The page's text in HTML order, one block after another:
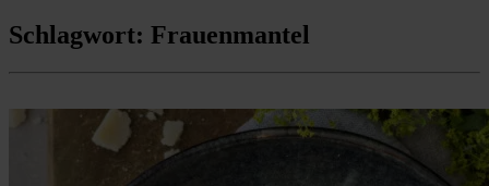
Schlagwort: Frauenmantel